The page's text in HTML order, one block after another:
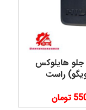
هايلوكس
تومان